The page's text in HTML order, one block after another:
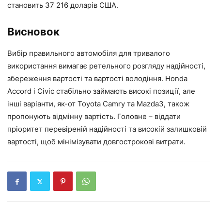
становить 37 216 доларів США.
Висновок
Вибір правильного автомобіля для тривалого
використання вимагає ретельного розгляду надійності,
збереження вартості та вартості володіння. Honda
Accord і Civic стабільно займають високі позиції, але
інші варіанти, як-от Toyota Camry та Mazda3, також
пропонують відмінну вартість. Головне – віддати
пріоритет перевіреній надійності та високій залишковій
вартості, щоб мінімізувати довгострокові витрати.